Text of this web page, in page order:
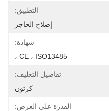
التطبيق:
إصلاح الحاجز
شهادة:
CE ، ISO13485 ،
تفاصيل التغليف:
كرتون
القدرة على العرض: